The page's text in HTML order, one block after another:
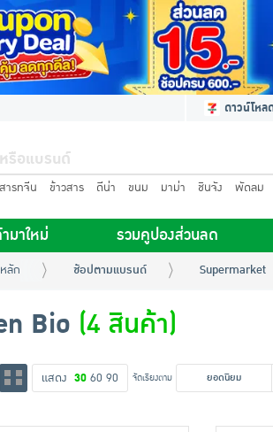
ดาวน์โห
ารทจีน ข้าวสาร ดีน่า ขนม มาม่า ชินจัง พัดลม
มาใหม่ รวมคูปองส่วนลด
ลัก ช้อปตามแบรนด์ Supermarket
Bio (4 สินค้า)
แสดง 30 60 90 จัดเรียงตาม ยอดนิยม